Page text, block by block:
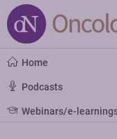
Home
Podcasts
Webinars/e-